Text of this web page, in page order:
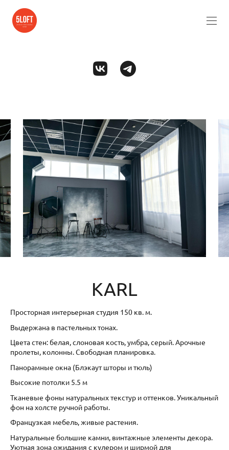
KARL
Просторная интерьерная студия 150 кв. м.
Выдержана в пастельных тонах.
Цвета стен: белая, слоновая кость, умбра, серый. Арочные
пролеты, колонны. Свободная планировка.
Панорамные окна (Блэкаут шторы и тюль)
Высокие потолки 5.5 м
Тканевые фоны натуральных текстур и оттенков. Уникальный
фон на холсте ручной работы.
Французкая мебель, живые растения.
Натуральные большие камни, винтажные элементы декора.
Уютная зона ожидания с кулером и ширмой для